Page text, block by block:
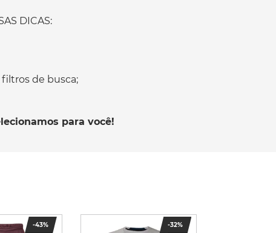
DICAS:
de busca;
para você!
-43% -32%